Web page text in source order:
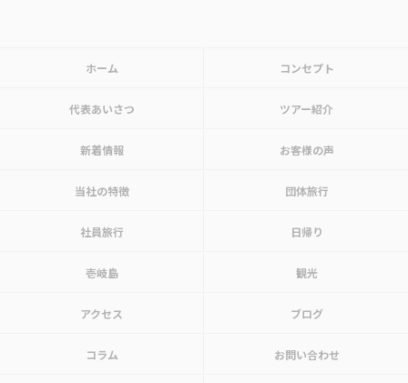
ホーム コンセプト
代表あいさつ ツアー紹介
新着情報 お客様の声
当社の特徴 団体旅行
社員旅行 日帰り
壱岐島 観光
アクセス ブログ
コラム お問い合わせ